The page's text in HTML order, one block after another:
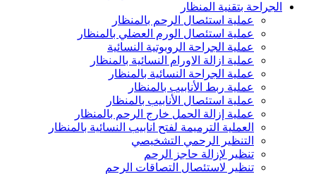
الجراحة بتقنية المنظار
عملية استئصال الرحم بالمنظار
عملية استئصال الورم العضلي بالمنظار
عملية الجراحة الروبوتية النسائية
عملية ازالة الاورام النسائية بالمنظار
عملية الجراحة النسائية بالمنظار
عملية ربط الأنابيب بالمنظار
عملية استئصال الأنابيب بالمنظار
عملية إزالة الحمل خارج الرحم بالمنظار
العملية الترميمة لفتح انابيب النسائية بالمنظار
التنظير الرحمي التشخيصي
تنظير لإزالة حاجز الرحم
تنظير لاستئصال التصاقات الرحم